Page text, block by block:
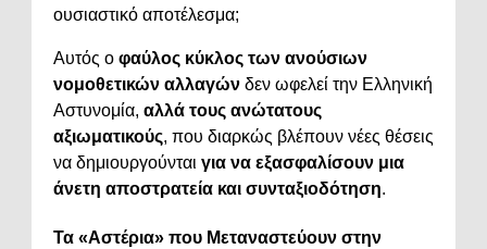
ουσιαστικό αποτέλεσμα;
Αυτός ο φαύλος κύκλος των ανούσιων
νομοθετικών αλλαγών δεν ωφελεί την Ελληνική
Αστυνομία, αλλά τους ανώτατους
αξιωματικούς, που διαρκώς βλέπουν νέες θέσεις
να δημιουργούνται για να εξασφαλίσουν μια
άνετη αποστρατεία και συνταξιοδότηση.
Τα «Αστέρια» που Μεταναστεύουν στην